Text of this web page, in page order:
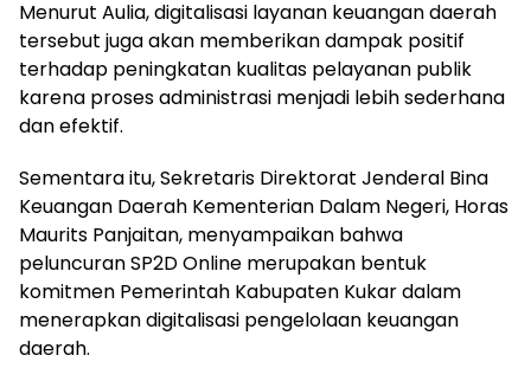
Menurut Aulia, digitalisasi layanan keuangan daerah
tersebut juga akan memberikan dampak positif
terhadap peningkatan kualitas pelayanan publik
karena proses administrasi menjadi lebih sederhana
dan efektif.
Sementara itu, Sekretaris Direktorat Jenderal Bina
Keuangan Daerah Kementerian Dalam Negeri, Horas
Maurits Panjaitan, menyampaikan bahwa
peluncuran SP2D Online merupakan bentuk
komitmen Pemerintah Kabupaten Kukar dalam
menerapkan digitalisasi pengelolaan keuangan
daerah.